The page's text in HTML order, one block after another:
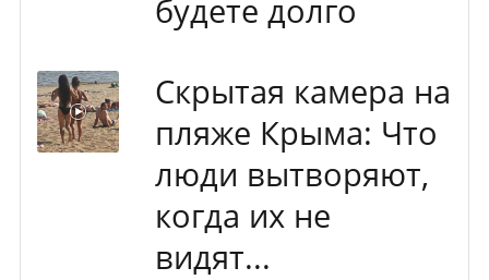
будете долго
Скрытая камера на
пляже Крыма: Что
люди вытворяют,
когда их не
видят...